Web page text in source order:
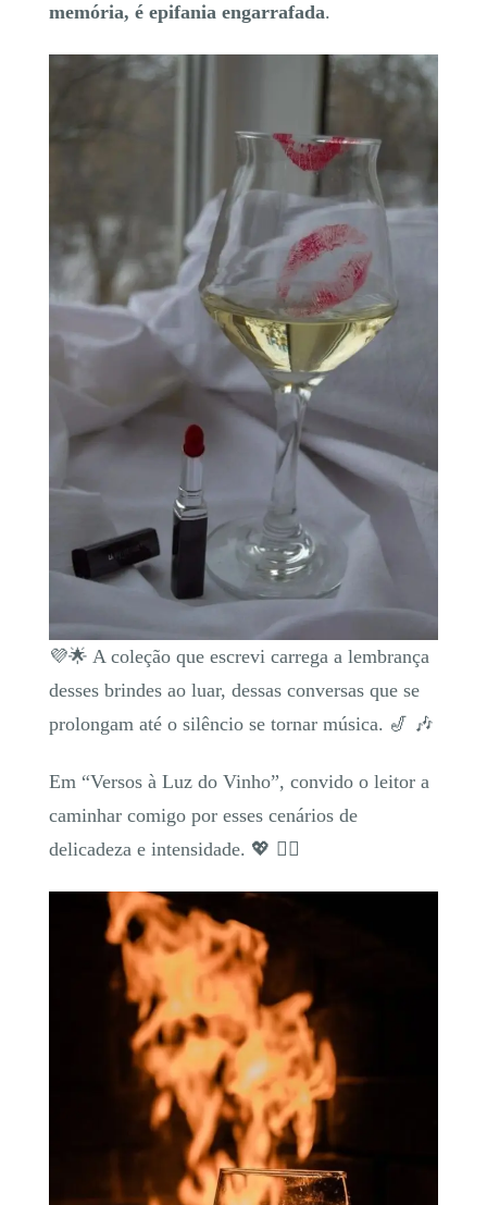
memória, é epifania engarrafada.
💜🌟 A coleção que escrevi carrega a lembrança
desses brindes ao luar, dessas conversas que se
prolongam até o silêncio se tornar música. 🎷 🎶
Em “Versos à Luz do Vinho”, convido o leitor a
caminhar comigo por esses cenários de
delicadeza e intensidade. 💖 ❤️‍🔥